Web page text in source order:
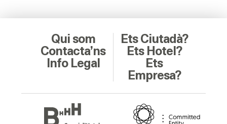
Qui som
Contacta’ns
Info Legal
Ets Ciutadà?
Ets Hotel?
Ets
Empresa?